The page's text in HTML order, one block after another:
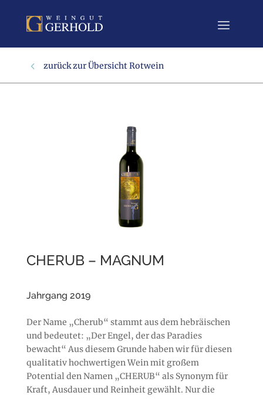
Rotwein
CHERUB – MAGNUM
Jahrgang 2019
Der Name „Cherub“ stammt aus dem hebräischen
und bedeutet: „Der Engel, der das Paradies
bewacht“ Aus diesem Grunde haben wir für diesen
qualitativ hochwertigen Wein mit großem
Potential den Namen „CHERUB“ als Synonym für
Kraft, Ausdauer und Reinheit gewählt. Nur die